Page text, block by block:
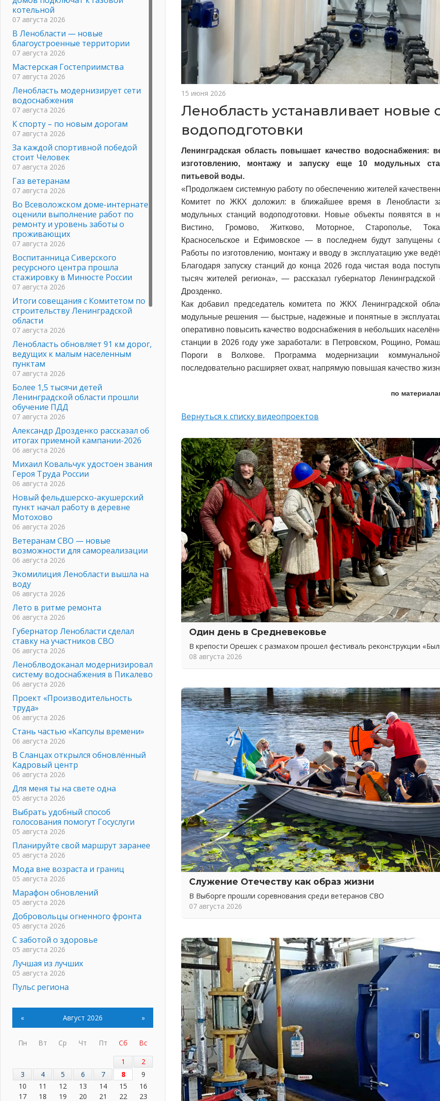
15 июня 2026
Ленобласть устанавливает новые
водоподготовки
Ленинградская область повышает качество водоснабжения:
изготовлению, монтажу и запуску еще 10 модульных
питьевой воды.
«Продолжаем системную работу по обеспечению жителей
Комитет по ЖКХ доложил: в ближайшее время в Ленобласти
модульных станций водоподготовки. Новые объекты появятся в
Вистино, Громово, Житково, Моторное, Старополье,
Красносельское и Ефимовское — в последнем будут запущены
Работы по изготовлению, монтажу и вводу в эксплуатацию уже
Благодаря запуску станций до конца 2026 года чистая вода
тысяч жителей региона», — рассказал губернатор Ленинградской
Дрозденко.
Как добавил председатель комитета по ЖКХ Ленинградской
модульные решения — быстрые, надежные и понятные в
оперативно повысить качество водоснабжения в небольших
станции в 2026 году уже заработали: в Петровском, Рощино,
Пороги в Волхове. Программа модернизации
последовательно расширяет охват, напрямую повышая качество
по
Вернуться к списку видеопроектов
Один день в Средневековье
В крепости Орешек с размахом прошел фестиваль реконструкции
08 августа 2026
Служение Отечеству как образ жизни
В Выборге прошли соревнования среди ветеранов СВО
07 августа 2026
котельной
07 августа 2026
В Ленобласти — новые
благоустроенные территории
07 августа 2026
Мастерская Гостеприимства
07 августа 2026
Ленобласть модернизирует сети
водоснабжения
07 августа 2026
К спорту – по новым дорогам
07 августа 2026
За каждой спортивной победой
стоит Человек
07 августа 2026
Газ ветеранам
07 августа 2026
Во Всеволожском доме-интернате
оценили выполнение работ по
ремонту и уровень заботы о
проживающих
07 августа 2026
Воспитанница Сиверского
ресурсного центра прошла
стажировку в Минюсте России
07 августа 2026
Итоги совещания с Комитетом по
строительству Ленинградской
области
07 августа 2026
Ленобласть обновляет 91 км дорог,
ведущих к малым населенным
пунктам
07 августа 2026
Более 1,5 тысячи детей
Ленинградской области прошли
обучение ПДД
07 августа 2026
Александр Дрозденко рассказал об
итогах приемной кампании-2026
06 августа 2026
Михаил Ковальчук удостоен звания
Героя Труда России
06 августа 2026
Новый фельдшерско-акушерский
пункт начал работу в деревне
Мотохово
06 августа 2026
Ветеранам СВО — новые
возможности для самореализации
06 августа 2026
Экомилиция Ленобласти вышла на
воду
06 августа 2026
Лето в ритме ремонта
06 августа 2026
Губернатор Ленобласти сделал
ставку на участников СВО
06 августа 2026
Леноблводоканал модернизировал
систему водоснабжения в Пикалево
06 августа 2026
Проект «Производительность
труда»
06 августа 2026
Стань частью «Капсулы времени»
06 августа 2026
В Сланцах открылся обновлённый
Кадровый центр
06 августа 2026
Для меня ты на свете одна
05 августа 2026
Выбрать удобный способ
голосования помогут Госуслуги
05 августа 2026
Планируйте свой маршрут заранее
05 августа 2026
Мода вне возраста и границ
05 августа 2026
Марафон обновлений
05 августа 2026
Добровольцы огненного фронта
05 августа 2026
С заботой о здоровье
05 августа 2026
Лучшая из лучших
05 августа 2026
Пульс региона
«Результат командный, заслуга
каждого ведомства и
муниципалитета»
05 августа 2026
Вдохновлять, просвещать и
05 августа 2026
Не оставят в беде
05 августа 2026
« Август 2026 »
Пн Вт Ср Чт Пт Сб
Вс
1
2
3
4 5 6 7 8
9
10
11 12 13 14 15
16
17
18 19 20 21 22
23